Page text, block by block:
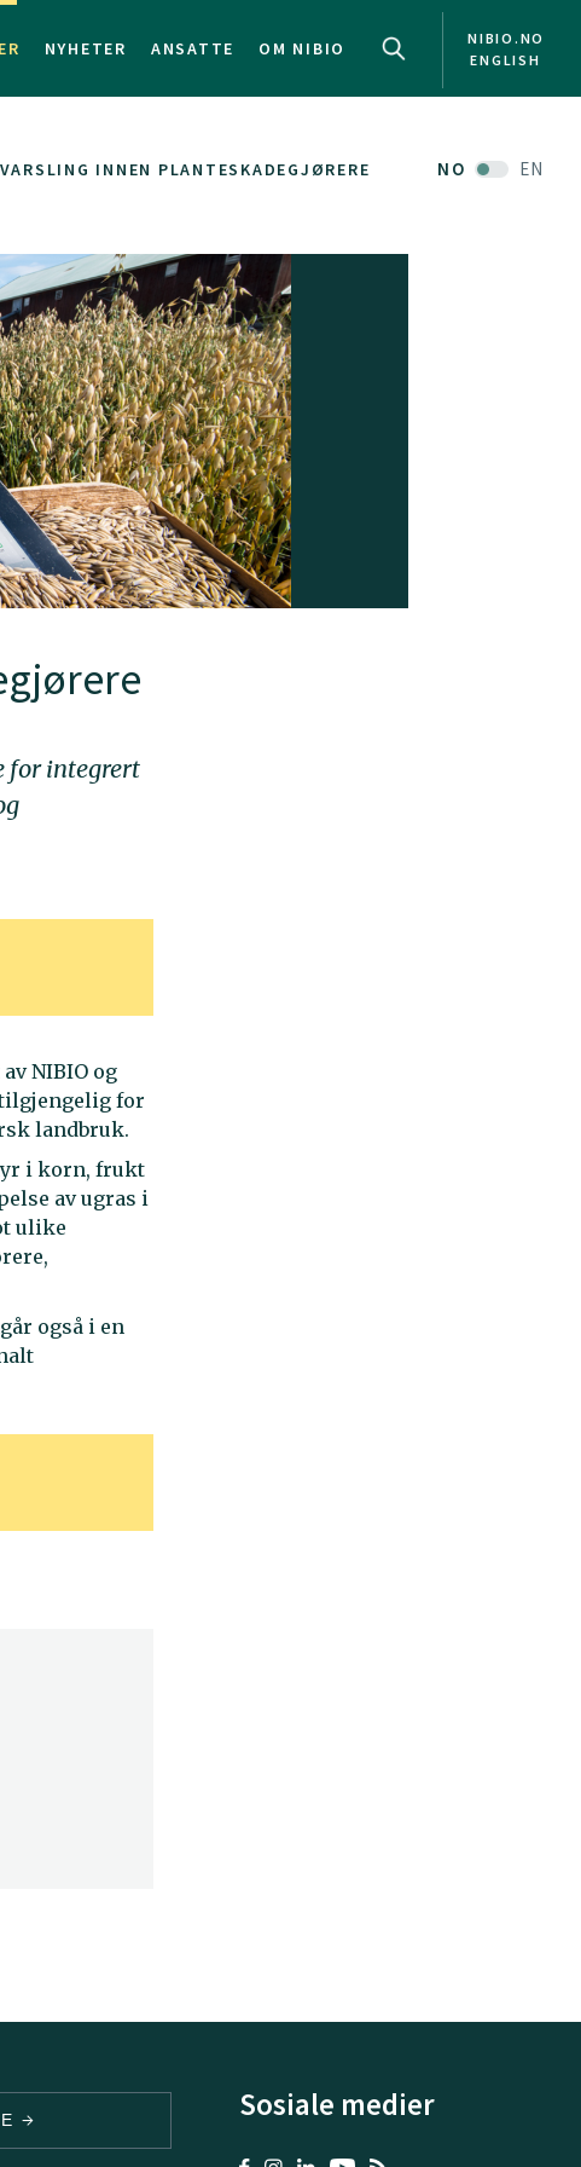
NYHETER ANSATTE OM NIBIO
NIBIO.NO
ENGLISH
INNEN PLANTESKADEGJØRERE NO EN
for integrert
NIBIO og
for
landbruk.
i korn, frukt
av ugras i
ulike
også i en
Sosiale medier